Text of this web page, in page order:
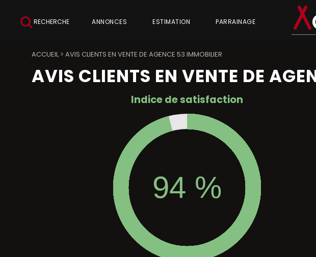
RECHERCHE ANNONCES ESTIMATION PARRAINAGE
ACCUEIL> AVIS CLIENTS EN VENTE DE AGENCE 53 IMMOBILIER
AVIS CLIENTS EN VENTE DE
Indice de satisfaction